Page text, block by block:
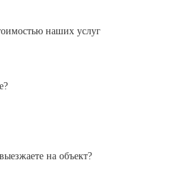
наших услуг
на объект?